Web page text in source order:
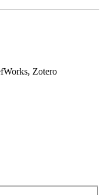
Zotero